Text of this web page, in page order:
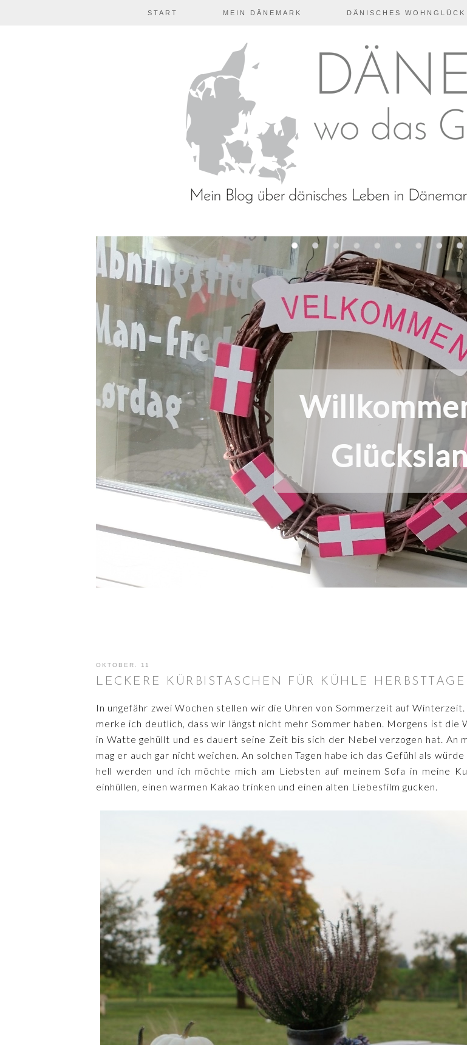
START MEIN DÄNEMARK DÄNISCHES WOHNGLÜCK
OKTOBER. 11
LECKERE KÜRBISTASCHEN FÜR KÜHLE HERBSTTAGE
In ungefähr zwei Wochen stellen wir die Uhren von Sommerzeit auf
merke ich deutlich, dass wir längst nicht mehr Sommer haben. Morgens ist die
in Watte gehüllt und es dauert seine Zeit bis sich der Nebel verzogen hat. An
mag er auch gar nicht weichen. An solchen Tagen habe ich das Gefühl als
hell werden und ich möchte mich am Liebsten auf meinem Sofa in meine
einhüllen, einen warmen Kakao trinken und einen alten Liebesfilm gucken.